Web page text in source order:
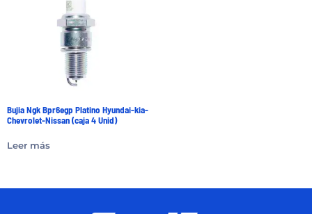
Bujia Ngk Bpr6egp Platino Hyundai-kia-
Chevrolet-Nissan (caja 4 Unid)
Leer más